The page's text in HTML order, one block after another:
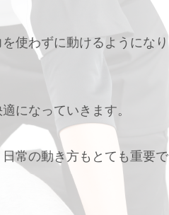
使わずに動けるようになり
になっていきます。
常の動き方もとても重要で